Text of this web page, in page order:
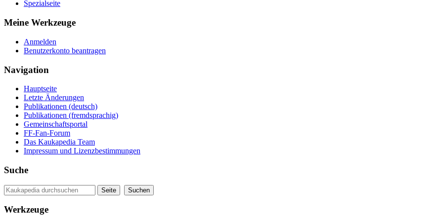
Spezialseite
Meine Werkzeuge
Anmelden
Benutzerkonto beantragen
Navigation
Hauptseite
Letzte Änderungen
Publikationen (deutsch)
Publikationen (fremdsprachig)
Gemeinschaftsportal
FF-Fan-Forum
Das Kaukapedia Team
Impressum und Lizenzbestimmungen
Suche
Werkzeuge